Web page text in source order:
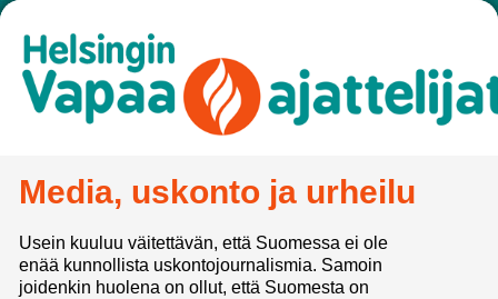
Media, uskonto ja urheilu
Usein kuuluu väitettävän, että Suomessa ei ole
enää kunnollista uskontojournalismia. Samoin
joidenkin huolena on ollut, että Suomesta on